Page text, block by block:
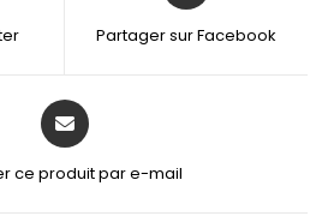
Partager sur Facebook
ce produit par e-mail